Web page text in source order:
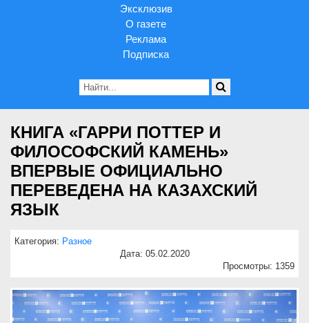
Эксклюзив
О газете
Реклама
Подписка
КНИГА «ГАРРИ ПОТТЕР И
ФИЛОСОФСКИЙ КАМЕНЬ»
ВПЕРВЫЕ ОФИЦИАЛЬНО
ПЕРЕВЕДЕНА НА КАЗАХСКИЙ
ЯЗЫК
Категория: Разное
Дата: 05.02.2020
Просмотры: 1359